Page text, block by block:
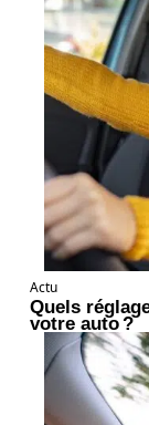
Actu
Quels
votre auto ?